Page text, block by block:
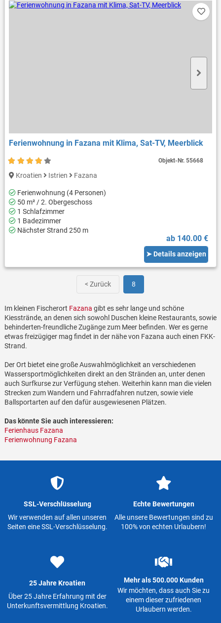
Ferienwohnung in Fazana mit Klima, Sat-TV, Meerblick
Kroatien Istrien Fazana
Ferienwohnung (4 Personen)
50 m² / 2. Obergeschoss
1 Schlafzimmer
1 Badezimmer
Nächster Strand 250 m
ab 140.00 €
➤ Details anzeigen
Objekt-Nr.55668
< Zurück 8
Im kleinen Fischerort Fazana gibt es sehr lange und schöne
Kiesstrände, an denen sich sowohl Duschen kleine Restaurants, sowie
behinderten-freundliche Zugänge zum Meer befinden. Wer es gerne
etwas freizügiger mag findet in der nähe von Fazana auch einen FKK-
Strand.
Der Ort bietet eine große Auswahlmöglichkeit an verschiedenen
Wassersportmöglichkeiten direkt an den Stränden an, unter denen
auch Surfkurse zur Verfügung stehen. Weiterhin kann man die vielen
Strecken zum Wandern und Fahrradfahren nutzen, sowie viele
Ballsportarten auf den dafür ausgewiesenen Plätzen.
Das könnte Sie auch interessieren:
Ferienhaus Fazana
Ferienwohnung Fazana
SSL-Verschlüsselung
Wir verwenden auf allen unseren
Seiten eine SSL-Verschlüsselung.
Echte Bewertungen
Alle unsere Bewertungen sind zu
100% von echten Urlaubern!
25 Jahre Kroatien
Über 25 Jahre Erfahrung mit der
Unterkunftsvermittlung Kroatien.
Mehr als 500.000 Kunden
Wir möchten, dass auch Sie zu
einem dieser zufriedenen
Urlaubern werden.